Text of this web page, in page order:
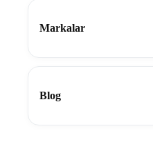
Markalar
Blog